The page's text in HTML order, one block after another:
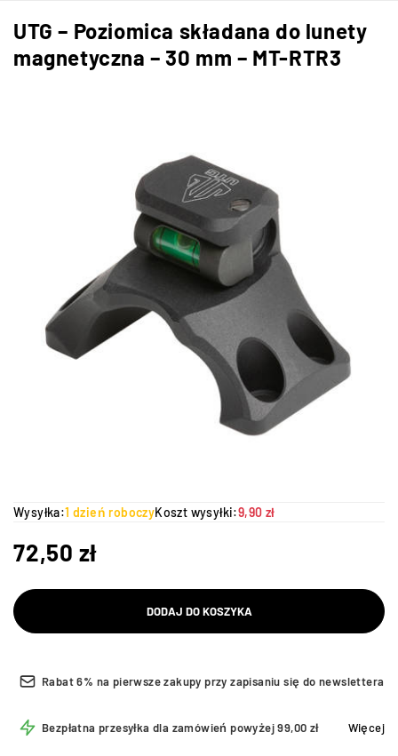
UTG – Poziomica składana do lunety
magnetyczna – 30 mm – MT-RTR3
Wysyłka:1 dzień roboczyKoszt wysyłki:9,90 zł
72,50 zł
DODAJ DO KOSZYKA
Rabat 6% na pierwsze zakupy przy zapisaniu się do newslettera
Bezpłatna przesyłka dla zamówień powyżej 99,00 zł Więcej